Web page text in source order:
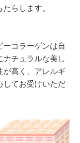
らします。
ーコラーゲンは自
ナチュラルな美し
が高く、アレルギ
してお受けいただ